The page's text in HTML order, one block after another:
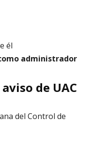
él
administrador
de UAC
del Control de